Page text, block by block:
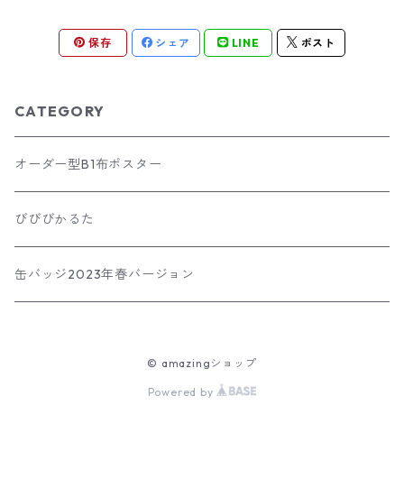
保存 シェア LINE ポスト
CATEGORY
オーダー型B1布ポスター
びびびかるた
缶バッジ2023年春バージョン
© amazingショップ
Powered by